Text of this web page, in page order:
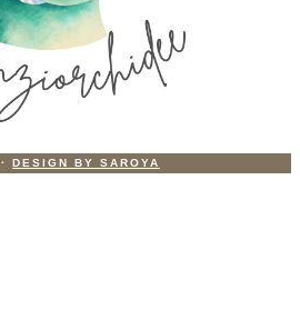
· DESIGN BY SAROYA